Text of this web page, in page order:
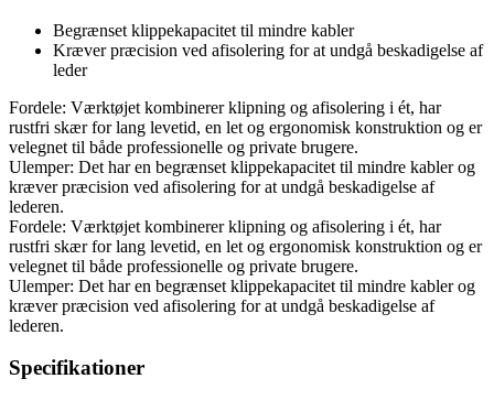
Begrænset klippekapacitet til mindre kabler
Kræver præcision ved afisolering for at undgå beskadigelse af
leder
Fordele: Værktøjet kombinerer klipning og afisolering i ét, har
rustfri skær for lang levetid, en let og ergonomisk konstruktion og er
velegnet til både professionelle og private brugere.
Ulemper: Det har en begrænset klippekapacitet til mindre kabler og
kræver præcision ved afisolering for at undgå beskadigelse af
lederen.
Fordele: Værktøjet kombinerer klipning og afisolering i ét, har
rustfri skær for lang levetid, en let og ergonomisk konstruktion og er
velegnet til både professionelle og private brugere.
Ulemper: Det har en begrænset klippekapacitet til mindre kabler og
kræver præcision ved afisolering for at undgå beskadigelse af
lederen.
Specifikationer